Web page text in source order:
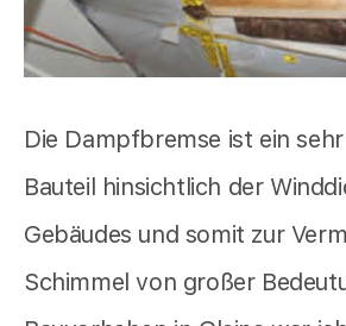
Die Dampfbremse ist ein
Bauteil hinsichtlich der
Gebäudes und somit zur
Schimmel von großer